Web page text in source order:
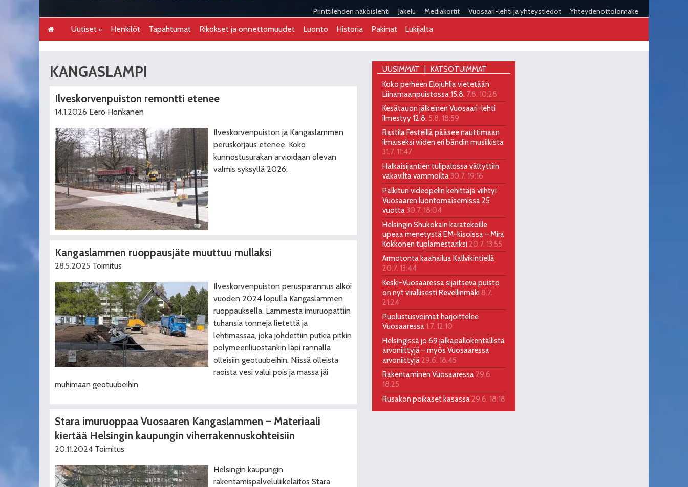
Printtilehden näköislehti Jakelu Mediakortit Vuosaari-lehti ja yhteystiedot Yhteydenottolomake
Uutiset Henkilöt Tapahtumat Rikokset ja onnettomuudet Luonto Historia Pakinat Lukijalta
KANGASLAMPI
Ilveskorvenpuiston remontti etenee
14.1.2026 Eero Honkanen
Ilveskorvenpuiston ja Kangaslammen
peruskorjaus etenee. Koko
kunnostusurakan arvioidaan olevan
valmis syksyllä 2026.
Kangaslammen ruoppausjäte muuttuu mullaksi
28.5.2025 Toimitus
Ilveskorvenpuiston perusparannus alkoi
vuoden 2024 lopulla Kangaslammen
ruoppauksella. Lammesta imuruopattiin
tuhansia tonneja lietettä ja
lehtimassaa, joka johdettiin putkia pitkin
polymeeriliuostankin läpi rannalla
olleisiin geotuubeihin. Niissä olleista
raoista vesi valui pois ja massa jäi
muhimaan geotuubeihin.
Stara imuruoppaa Vuosaaren Kangaslammen – Materiaali
kiertää Helsingin kaupungin viherrakennuskohteisiin
20.11.2024 Toimitus
Helsingin kaupungin
rakentamispalveluliikelaitos Stara
UUSIMMAT
KATSOTUIMMAT
Koko perheen Elojuhlia vietetään
Liinamaanpuistossa 15.8. 7.8. 10:28
Kesätauon jälkeinen Vuosaari-lehti
ilmestyy 12.8. 5.8. 18:59
Rastila Festeillä pääsee nauttimaan
ilmaiseksi viiden eri bändin musiikista
31.7. 11:47
Halkaisijantien tulipalossa vältyttiin
vakavilta vammoilta30.7. 19:16
Palkitun videopelin kehittäjä viihtyi
Vuosaaren luontomaisemissa 25
vuotta30.7. 18:04
Helsingin Shukokain karatekoille
upeaa menetystä EM-kisoissa – Mira
Kokkonen tuplamestariksi 20.7. 13:55
Armotonta kaahailua Kallvikintiellä
20.7. 13:44
Keski-Vuosaaressa sijaitseva puisto
on nyt virallisesti Revellinmäki 8.7.
21:24
Puolustusvoimat harjoittelee
Vuosaaressa 1.7. 12:10
Helsingissä jo 69 jalkapallokentällistä
arvoniittyjä – myös Vuosaaressa
arvoniittyjä29.6. 18:45
Rakentaminen Vuosaaressa29.6.
18:25
Rusakon poikaset kasassa29.6. 18:18